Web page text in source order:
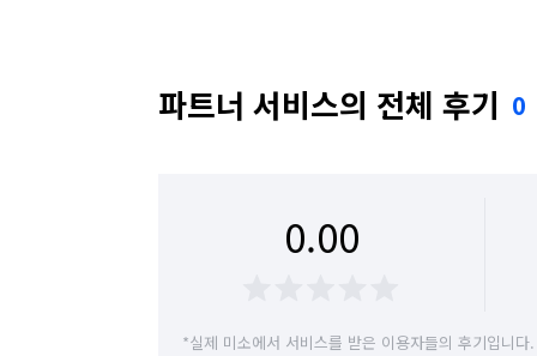
파트너 서비스의 전체 후기 0
0.00
*실제 미소에서 서비스를 받은 이용자들의 후기입니다.